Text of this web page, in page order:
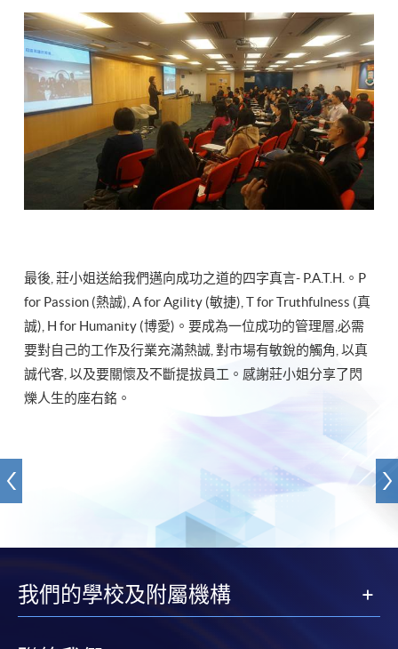
最後, 莊小姐送給我們邁向成功之道的四字真言- P.A.T.H.。P
for Passion (熱誠), A for Agility (敏捷), T for Truthfulness (真
誠), H for Humanity (博愛)。要成為一位成功的管理層,必需
要對自己的工作及行業充滿熱誠, 對市場有敏銳的觸角, 以真
誠代客, 以及要關懷及不斷提拔員工。感謝莊小姐分享了閃
爍人生的座右銘。
我們的學校及附屬機構